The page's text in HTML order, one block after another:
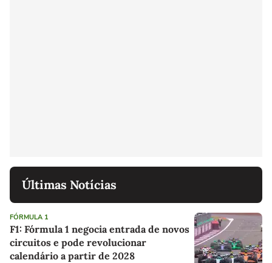
Últimas Notícias
FÓRMULA 1
F1: Fórmula 1 negocia entrada de novos
circuitos e pode revolucionar
calendário a partir de 2028